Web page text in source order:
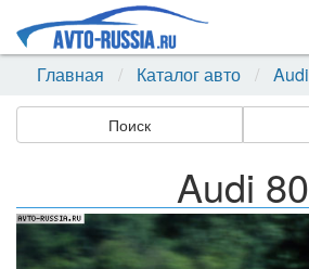
Главная
Каталог авто Audi
Поиск
Audi 80
Назад